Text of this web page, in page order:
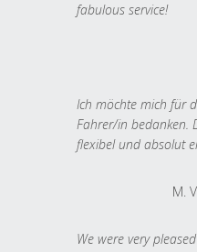
fabulous service!
Ich möchte mich für
Fahrer/in bedanken.
flexibel und absolut
M.
We were very